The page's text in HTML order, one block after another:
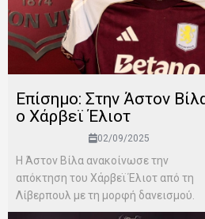
Επίσημο: Στην Άστον
ο Χάρβεϊ Έλιοτ
02/09/2025
Η Άστον Βίλα ανακοίνωσε την
απόκτηση του Χάρβεϊ Έλιοτ από τη
Λίβερπουλ με τη μορφή δανεισμού.